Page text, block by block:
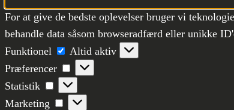
For at give de bedste oplevelser bruger vi
behandle data såsom browseradfærd eller unikke
Funktionel
Funktionel
Altid aktiv
Præferencer
Præferencer
Statistik
Statistik
Marketing
Marketing